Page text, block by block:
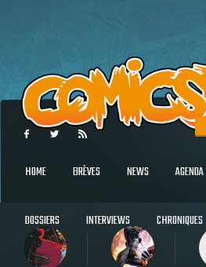
HOME BRÈVES NEWS AGENDA
DOSSIERS INTERVIEWS CHRONIQUES